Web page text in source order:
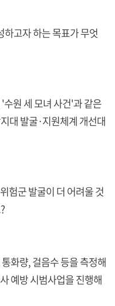
고자 하는 목표가 무엇
원 세 모녀 사건'과 같은
대 발굴·지원체계 개선대
험군 발굴이 더 어려울 것
화량, 걸음수 등을 측정해
예방 시범사업을 진행해